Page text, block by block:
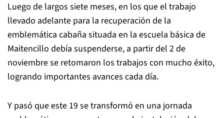
Luego de largos siete meses, en los que el trabajo
llevado adelante para la recuperación de la
emblemática cabaña situada en la escuela básica de
Maitencillo debía suspenderse, a partir del 2 de
noviembre se retomaron los trabajos con mucho éxito,
logrando importantes avances cada día.
Y pasó que este 19 se transformó en una jornada